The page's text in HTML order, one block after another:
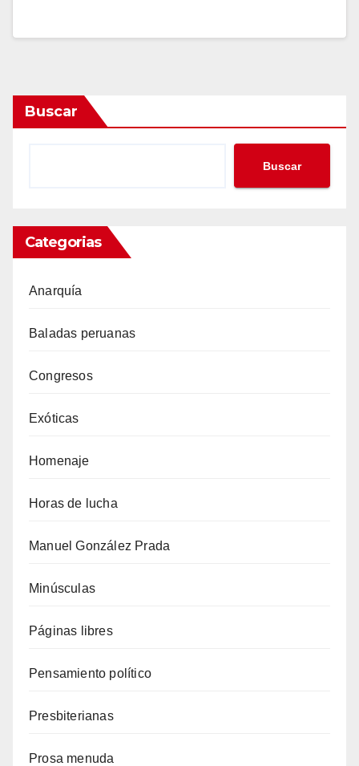
Buscar
Buscar
Categorias
Anarquía
Baladas peruanas
Congresos
Exóticas
Homenaje
Horas de lucha
Manuel González Prada
Minúsculas
Páginas libres
Pensamiento político
Presbiterianas
Prosa menuda